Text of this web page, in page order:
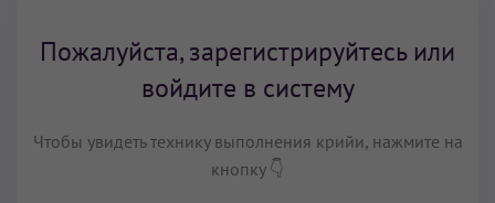
Пожалуйста, зарегистрируйтесь или
войдите в систему
Чтобы увидеть технику выполнения крийи, нажмите на
кнопку 👇